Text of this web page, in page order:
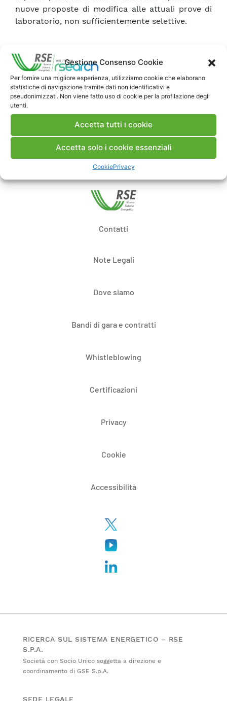
Gestione Consenso Cookie
Per fornire una migliore esperienza, utilizziamo cookie che elaborano
statistiche di navigazione tramite dati non identificativi e
pseudonimizzati. Non viene fatto uso di cookie per la profilazione degli
utenti.
Accetta tutti i cookie
Accetta solo i cookie essenziali
CookiePrivacy
nuove proposte di modifica alle attuali prove di
laboratorio, non sufficientemente selettive.
Commenti
Contatti
Note Legali
Dove siamo
Bandi di gara e contratti
Whistleblowing
Certificazioni
Privacy
Cookie
Accessibilità
RICERCA SUL SISTEMA ENERGETICO – RSE
S.P.A.
Società con Socio Unico soggetta a direzione e
coordinamento di GSE S.p.A.
SEDE LEGALE